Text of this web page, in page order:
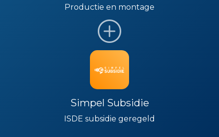
Productie en montage
Simpel Subsidie
ISDE subsidie geregeld